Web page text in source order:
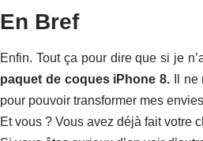
En Bref
Enfin. Tout ça pour dire que si je
paquet de coques iPhone 8. Il ne
pour pouvoir transformer mes
Et vous ? Vous avez déjà fait votre